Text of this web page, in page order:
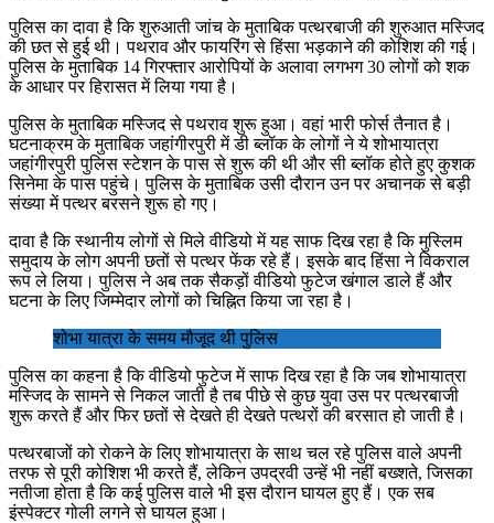
पुलिस का दावा है कि शुरुआती जांच के मुताबिक पत्थरबाजी की शुरुआत मस्जिद
की छत से हुई थी। पथराव और फायरिंग से हिंसा भड़काने की कोशिश की गई।
पुलिस के मुताबिक 14 गिरफ्तार आरोपियों के अलावा लगभग 30 लोगों को शक
के आधार पर हिरासत में लिया गया है।
पुलिस के मुताबिक मस्जिद से पथराव शुरू हुआ। वहां भारी फोर्स तैनात है।
घटनाक्रम के मुताबिक जहांगीरपुरी में डी ब्लॉक के लोगों ने ये शोभायात्रा
जहांगीरपुरी पुलिस स्टेशन के पास से शुरू की थी और सी ब्लॉक होते हुए कुशक
सिनेमा के पास पहुंचे। पुलिस के मुताबिक उसी दौरान उन पर अचानक से बड़ी
संख्या में पत्थर बरसने शुरू हो गए।
दावा है कि स्थानीय लोगों से मिले वीडियो में यह साफ दिख रहा है कि मुस्लिम
समुदाय के लोग अपनी छतों से पत्थर फेंक रहे हैं। इसके बाद हिंसा ने विकराल
रूप ले लिया। पुलिस ने अब तक सैकड़ों वीडियो फुटेज खंगाल डाले हैं और
घटना के लिए जिम्मेदार लोगों को चिह्नित किया जा रहा है।
शोभा यात्रा के समय मौजूद थी पुलिस
पुलिस का कहना है कि वीडियो फुटेज में साफ दिख रहा है कि जब शोभायात्रा
मस्जिद के सामने से निकल जाती है तब पीछे से कुछ युवा उस पर पत्थरबाजी
शुरू करते हैं और फिर छतों से देखते ही देखते पत्थरों की बरसात हो जाती है।
पत्थरबाजों को रोकने के लिए शोभायात्रा के साथ चल रहे पुलिस वाले अपनी
तरफ से पूरी कोशिश भी करते हैं, लेकिन उपद्रवी उन्हें भी नहीं बख्शते, जिसका
नतीजा होता है कि कई पुलिस वाले भी इस दौरान घायल हुए हैं। एक सब
इंस्पेक्टर गोली लगने से घायल हुआ।